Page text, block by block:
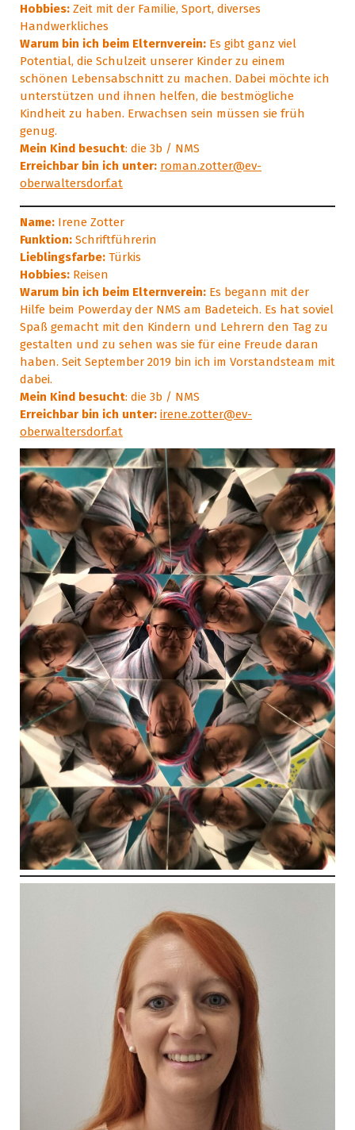
Hobbies: Zeit mit der Familie, Sport, diverses
Handwerkliches
Warum bin ich beim Elternverein: Es gibt ganz viel
Potential, die Schulzeit unserer Kinder zu einem
schönen Lebensabschnitt zu machen. Dabei möchte ich
unterstützen und ihnen helfen, die bestmögliche
Kindheit zu haben. Erwachsen sein müssen sie früh
genug.
Mein Kind besucht: die 3b / NMS
Erreichbar bin ich unter: roman.zotter@ev-
oberwaltersdorf.at
Name: Irene Zotter
Funktion: Schriftführerin
Lieblingsfarbe: Türkis
Hobbies: Reisen
Warum bin ich beim Elternverein: Es begann mit der
Hilfe beim Powerday der NMS am Badeteich. Es hat soviel
Spaß gemacht mit den Kindern und Lehrern den Tag zu
gestalten und zu sehen was sie für eine Freude daran
haben. Seit September 2019 bin ich im Vorstandsteam mit
dabei.
Mein Kind besucht: die 3b / NMS
Erreichbar bin ich unter: irene.zotter@ev-
oberwaltersdorf.at